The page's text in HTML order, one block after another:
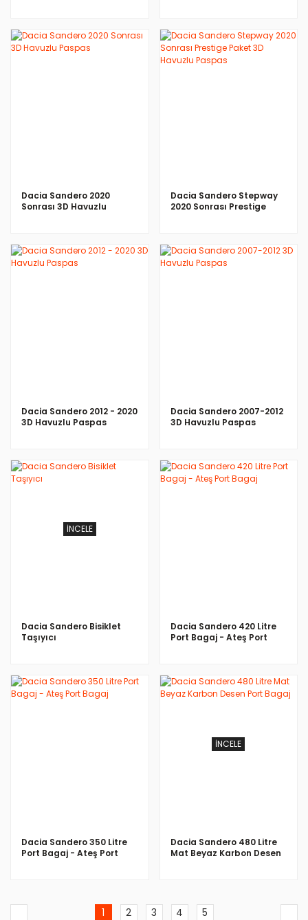
Dacia Sandero 2020
Sonrası 3D Havuzlu
Dacia Sandero Stepway
2020 Sonrası Prestige
Dacia Sandero 2012 - 2020
3D Havuzlu Paspas
Dacia Sandero 2007-2012
3D Havuzlu Paspas
İNCELE
Dacia Sandero Bisiklet
Taşıyıcı
Dacia Sandero 420 Litre
Port Bagaj - Ateş Port
Dacia Sandero 350 Litre
Port Bagaj - Ateş Port
İNCELE
Dacia Sandero 480 Litre
Mat Beyaz Karbon Desen
1 2 3 4 5